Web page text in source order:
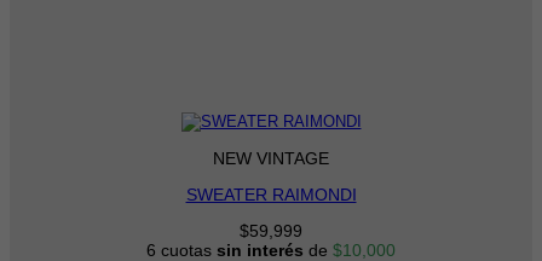
NEW VINTAGE
SWEATER RAIMONDI
$59,999
6 cuotas sin interés de $10,000